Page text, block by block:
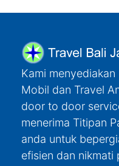
Kami
Mobil dan Travel
door to door
menerima Titipan
anda untuk
efisien dan nikmati